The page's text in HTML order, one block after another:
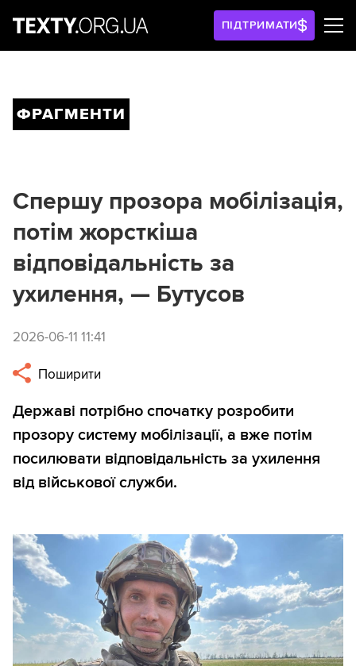
ПІДТРИМАТИ
ФРАГМЕНТИ
Спершу прозора мобілізація,
потім жорсткіша
відповідальність за
ухилення, — Бутусов
2026-06-11 11:41
Поширити
Державі потрібно спочатку розробити
прозору систему мобілізації, а вже потім
посилювати відповідальність за ухилення
від військової служби.